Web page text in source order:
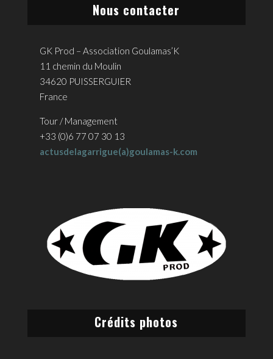
Nous contacter
GK Prod – Association Goulamas’K
11 chemin du Moulin
34620 PUISSERGUIER
France
Tour / Management
+33 (0)6 77 07 30 13
actusdelagarrigue(a)goulamas-k.com
Crédits photos